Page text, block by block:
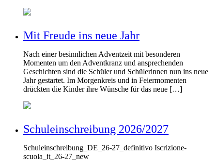
Mit Freude ins neue Jahr
Nach einer besinnlichen Adventzeit mit besonderen
Momenten um den Adventkranz und ansprechenden
Geschichten sind die Schüler und Schülerinnen nun ins neue
Jahr gestartet. Im Morgenkreis und in Feiermomenten
drückten die Kinder ihre Wünsche für das neue […]
Schuleinschreibung 2026/2027
Schuleinschreibung_DE_26-27_definitivo Iscrizione-
scuola_it_26-27_new